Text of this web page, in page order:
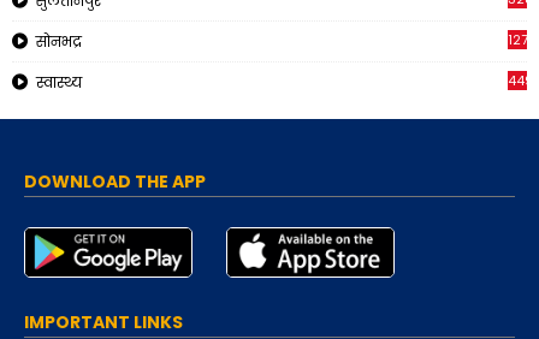
सोनभद्र 1270
स्वास्थ्य 449
DOWNLOAD THE APP
IMPORTANT LINKS